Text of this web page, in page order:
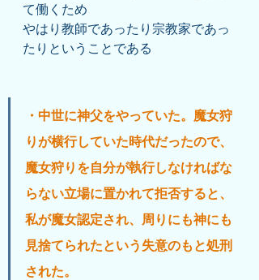
て働くため
やはり教師であったり宗教家であっ
たりということである
・中世に神父をやっていた。魔女狩
りが横行していた時代だったので、
魔女狩りを自分が執行しなければな
らない立場に置かれて拒否すると、
私が魔女認定され、周りにも神にも
見捨てられたという失意のもと処刑
された。